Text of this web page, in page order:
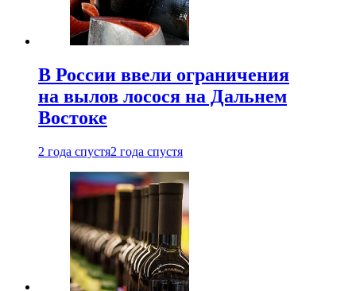
В России ввели ограничения
на вылов лосося на Дальнем
Востоке
2 года спустя2 года спустя